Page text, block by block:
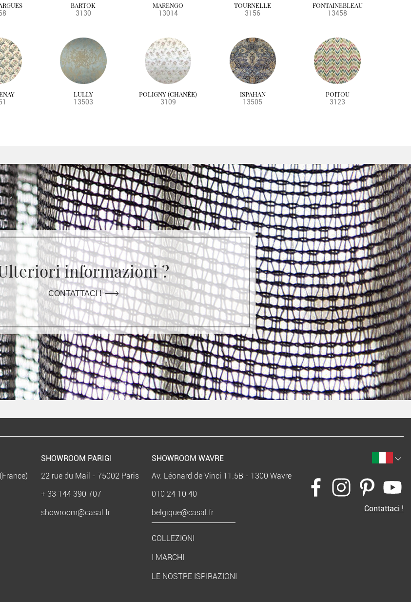
BARTOK
3130
MARENGO
13014
TOURNELLE
3156
FONTAINEBLEAU
13458
LULLY
13503
POLIGNY (CHANÉE)
3109
ISPAHAN
13505
POITOU
3123
informazioni ?
CONTATTACI !
SHOWROOM PARIGI
22 rue du Mail - 75002 Paris
+ 33 144 390 707
showroom@casal.fr
SHOWROOM WAVRE
Av. Léonard de Vinci 11.5B - 1300 Wavre
010 24 10 40
belgique@casal.fr
COLLEZIONI
I MARCHI
LE NOSTRE ISPIRAZIONI
Contattaci !